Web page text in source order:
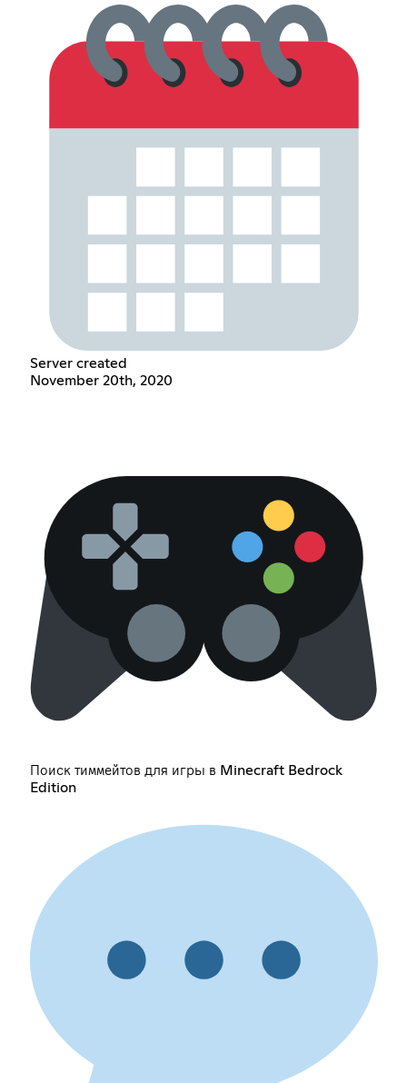
Server created
November 20th, 2020
Поиск тиммейтов для игры в Minecraft Bedrock
Edition